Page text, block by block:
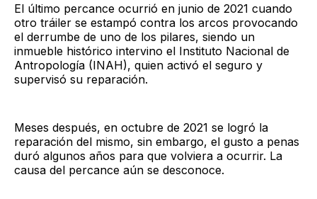
El último percance ocurrió en junio de 2021 cuando
otro tráiler se estampó contra los arcos provocando
el derrumbe de uno de los pilares, siendo un
inmueble histórico intervino el Instituto Nacional de
Antropología (INAH), quien activó el seguro y
supervisó su reparación.
Meses después, en octubre de 2021 se logró la
reparación del mismo, sin embargo, el gusto a penas
duró algunos años para que volviera a ocurrir. La
causa del percance aún se desconoce.